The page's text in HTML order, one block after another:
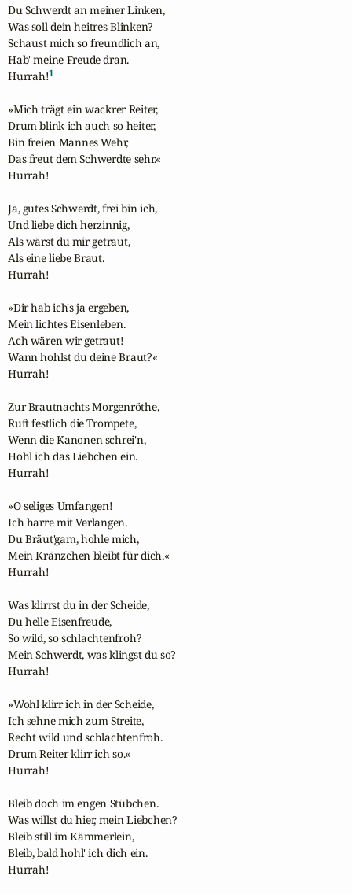
Du Schwerdt an meiner Linken,
Was soll dein heitres Blinken?
Schaust mich so freundlich an,
Hab' meine Freude dran.
Hurrah!1
»Mich trägt ein wackrer Reiter,
Drum blink ich auch so heiter,
Bin freien Mannes Wehr,
Das freut dem Schwerdte sehr.«
Hurrah!
Ja, gutes Schwerdt, frei bin ich,
Und liebe dich herzinnig,
Als wärst du mir getraut,
Als eine liebe Braut.
Hurrah!
»Dir hab ich's ja ergeben,
Mein lichtes Eisenleben.
Ach wären wir getraut!
Wann hohlst du deine Braut?«
Hurrah!
Zur Brautnachts Morgenröthe,
Ruft festlich die Trompete,
Wenn die Kanonen schrei'n,
Hohl ich das Liebchen ein.
Hurrah!
»O seliges Umfangen!
Ich harre mit Verlangen.
Du Bräut'gam, hohle mich,
Mein Kränzchen bleibt für dich.«
Hurrah!
Was klirrst du in der Scheide,
Du helle Eisenfreude,
So wild, so schlachtenfroh?
Mein Schwerdt, was klingst du so?
Hurrah!
»Wohl klirr ich in der Scheide,
Ich sehne mich zum Streite,
Recht wild und schlachtenfroh.
Drum Reiter klirr ich so.«
Hurrah!
Bleib doch im engen Stübchen.
Was willst du hier, mein Liebchen?
Bleib still im Kämmerlein,
Bleib, bald hohl' ich dich ein.
Hurrah!